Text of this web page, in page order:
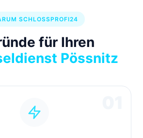
SCHLOSSPROFI24
für Ihren
Pössnitz